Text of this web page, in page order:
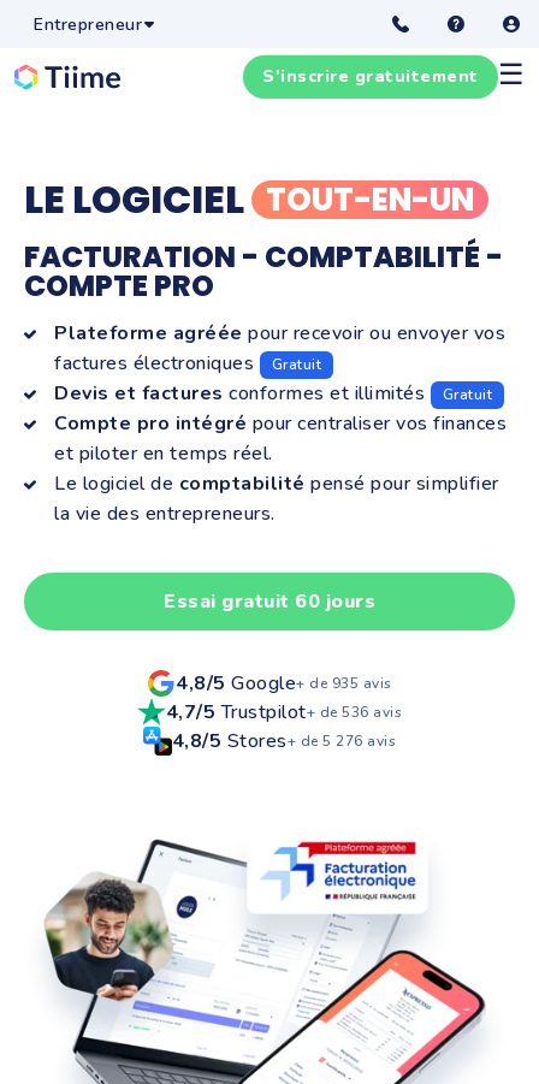
Entrepreneur
☰
S'inscrire gratuitement
LE LOGICIEL TOUT-EN-UN
FACTURATION - COMPTABILITÉ -
COMPTE PRO
Plateforme agréée pourrecevoir ou envoyer vos
factures électroniques
Gratuit
Devis et factures conformes et illimités Gratuit
Compte pro intégré pour centraliser vos finances
et piloter en temps réel.
Le logiciel de comptabilité pensé pour simplifier
la vie des entrepreneurs.
Essai gratuit 60 jours
4,8/5 Google+ de 935 avis
4,7/5 Trustpilot+ de 536 avis
4,8/5 Stores+ de 5 276 avis